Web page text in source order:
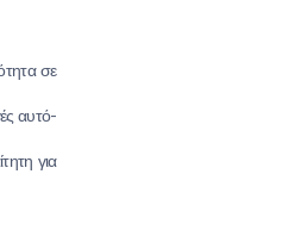
σε
αυτό-
για